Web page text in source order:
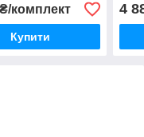
комплект
Купити
4